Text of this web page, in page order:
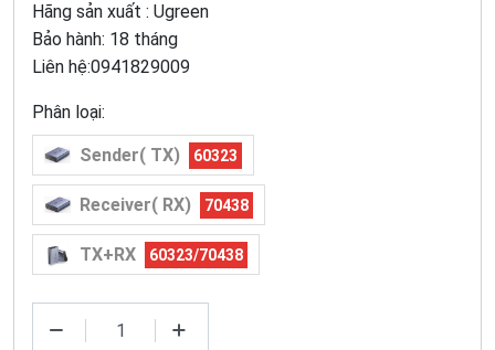
Hãng sản xuất : Ugreen
Bảo hành: 18 tháng
Liên hệ:0941829009
Phân loại:
Sender( TX) 60323
Receiver( RX) 70438
TX+RX 60323/70438